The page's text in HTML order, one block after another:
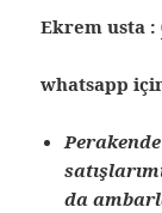
Ekrem usta :
whatsapp
da